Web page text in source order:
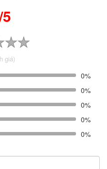
giá)
0%
0%
0%
0%
0%